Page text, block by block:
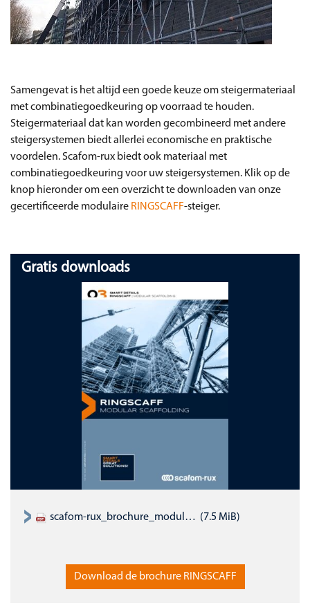
Samengevat is het altijd een goede keuze om steigermateriaal
met combinatiegoedkeuring op voorraad te houden.
Steigermateriaal dat kan worden gecombineerd met andere
steigersystemen biedt allerlei economische en praktische
voordelen. Scafom-rux biedt ook materiaal met
combinatiegoedkeuring voor uw steigersystemen. Klik op de
knop hieronder om een overzicht te downloaden van onze
gecertificeerde modulaire RINGSCAFF-steiger.
Gratis downloads
scafom-rux_brochure_modular-scaffold_ringscaff_EN.pdf (7.5 MiB)
Download de brochure RINGSCAFF